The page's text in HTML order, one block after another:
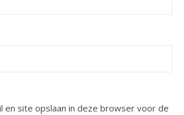
en site opslaan in deze browser voor de